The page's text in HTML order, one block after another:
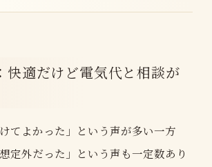
快適だけど電気代と相談が
てよかった」という声が多い一方
定外だった」という声も一定数あり